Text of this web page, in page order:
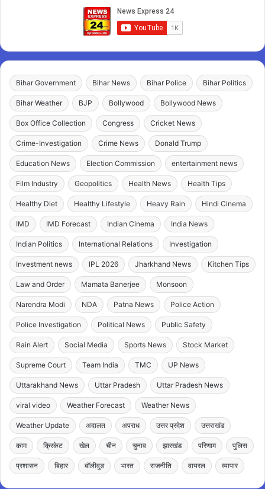
Bihar Government Bihar News Bihar Police Bihar Politics
Bihar Weather BJP Bollywood Bollywood News
Box Office Collection Congress Cricket News
Crime-Investigation Crime News Donald Trump
Education News Election Commission entertainment news
Film Industry Geopolitics Health News Health Tips
Healthy Diet Healthy Lifestyle Heavy Rain Hindi Cinema
IMD IMD Forecast Indian Cinema India News
Indian Politics International Relations Investigation
Investment news IPL 2026 Jharkhand News Kitchen Tips
Law and Order Mamata Banerjee Monsoon
Narendra Modi NDA Patna News Police Action
Police Investigation Political News Public Safety
Rain Alert Social Media Sports News Stock Market
Supreme Court Team India TMC UP News
Uttarakhand News Uttar Pradesh Uttar Pradesh News
viral video Weather Forecast Weather News
Weather Update अदालत अपराध उत्तर प्रदेश उत्तराखंड
काम क्रिकेट खेल चीन चुनाव झारखंड परिणाम पुलिस
प्रशासन बिहार बॉलीवुड भारत राजनीति वायरल व्यापार